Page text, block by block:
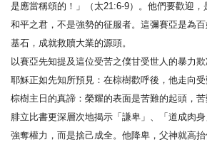
是應當稱頌的！」（太21:6-9）。他們要歡迎
和平之君，不是強勢的征服者。這彌賽亞是為
基石，成就救贖大業的源頭。
以賽亞先知提及這位受苦之僕甘受世人的暴力
耶穌正如先知所預見：在棕樹歡呼後，他走向
棕樹主日的真諦：榮耀的表面是苦難的起頭，苦
腓立比書更深層次地揭示「謙卑」、「道成肉
強奪權力，而是捨己成全。他降卑，父神就高